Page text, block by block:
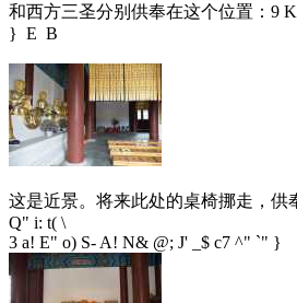
和西方三圣分别供奉在这个位置： 9
} E B
这是近景。将来此处的桌椅挪走，供
Q" i: t( \
3 a! E" o) S- A! N& @; J' _$ c7 ^" `" }